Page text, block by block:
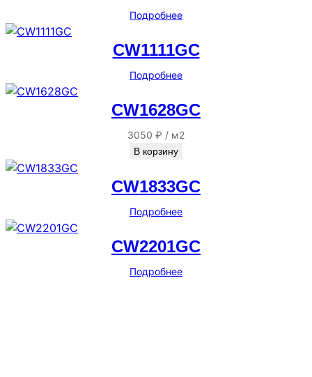
Подробнее
CW1111GC
Подробнее
CW1628GC
3050 ₽ / м2
В корзину
CW1833GC
Подробнее
CW2201GC
Подробнее